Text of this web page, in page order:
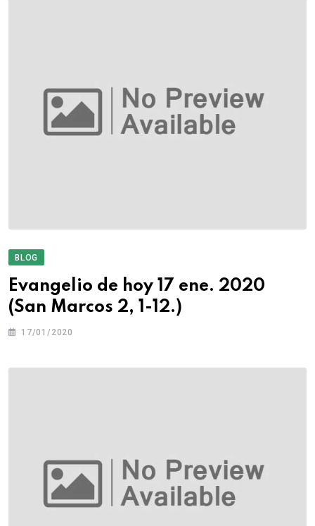
BLOG
Evangelio de hoy 17 ene. 2020
(San Marcos 2, 1-12.)
17/01/2020